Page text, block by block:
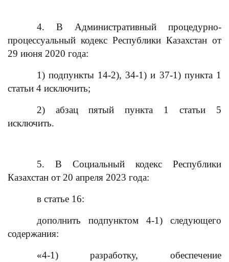
4. В Административный процедурно-
процессуальный кодекс Республики Казахстан от
29 июня 2020 года:
1) подпункты 14-2), 34-1) и 37-1) пункта 1
статьи 4 исключить;
2) абзац пятый пункта 1 статьи 5
исключить.
5. В Социальный кодекс Республики
Казахстан от 20 апреля 2023 года:
в статье 16:
дополнить подпунктом 4-1) следующего
содержания:
«4-1) разработку, обеспечение